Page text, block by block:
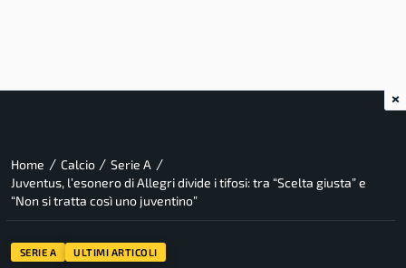
Home / Calcio / Serie A /
Juventus, l’esonero di Allegri divide i tifosi: tra “Scelta giusta” e
“Non si tratta così uno juventino”
SERIE A ULTIMI ARTICOLI
×